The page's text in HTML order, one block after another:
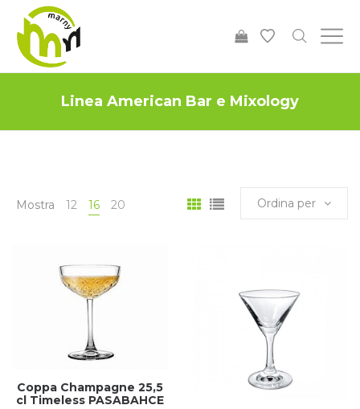
Linea American Bar e Mixology
Mostra 12 16 20 Ordina per
Coppa Champagne 25,5
cl Timeless PASABAHCE